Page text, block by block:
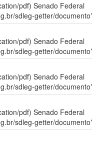
pdf) Senado Federal
sdleg-getter/
pdf) Senado Federal
sdleg-getter/
pdf) Senado Federal
sdleg-getter/
pdf) Senado Federal
sdleg-getter/